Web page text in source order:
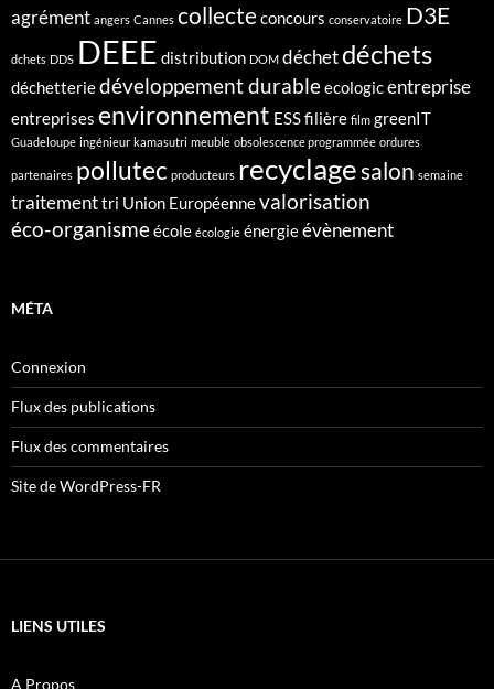
agrément angers Cannes collecteconcours conservatoire D3E
dchets DDS DEEE distribution DOM déchetdéchets
déchetteriedéveloppement durableecologicentreprise
entreprises environnement ESSfilière film greenIT
Guadeloupe ingénieur kamasutri meuble obsolescence programmée ordures
partenaires pollutec producteurs recyclagesalon semaine
traitementtri Union Européennevalorisation
éco-organismeécole écologie énergieévènement
MÉTA
Connexion
Flux des publications
Flux des commentaires
Site de WordPress-FR
LIENS UTILES
A Propos